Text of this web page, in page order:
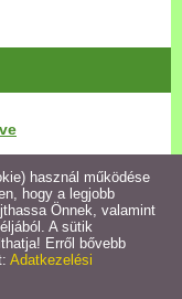
használ működése
hogy a legjobb
Önnek, valamint
A sütik
Erről bővebb
Adatkezelési